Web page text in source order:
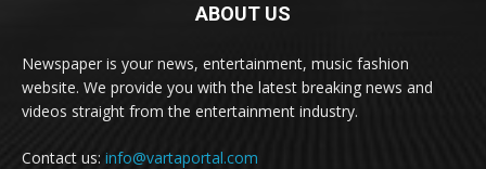
ABOUT US
Newspaper is your news, entertainment, music fashion
website. We provide you with the latest breaking news and
videos straight from the entertainment industry.
Contact us: info@vartaportal.com